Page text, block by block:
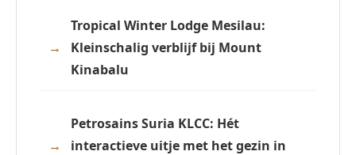
Tropical Winter Lodge Mesilau:
Kleinschalig verblijf bij Mount
Kinabalu
Petrosains Suria KLCC: Hét
interactieve uitje met het gezin in